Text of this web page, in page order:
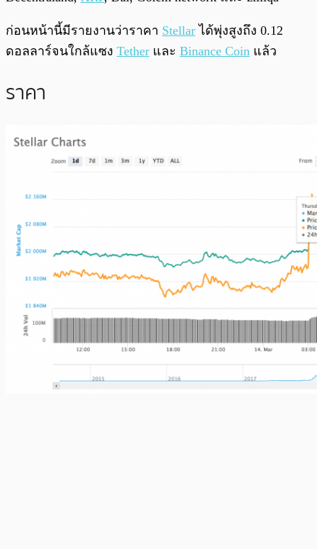
ก่อนหน้านี้มีรายงานว่าราคา Stellar ได้พุ่งสูงถึง 0.12
ดอลลาร์จนใกล้แซง Tether และ Binance Coin แล้ว
ราคา